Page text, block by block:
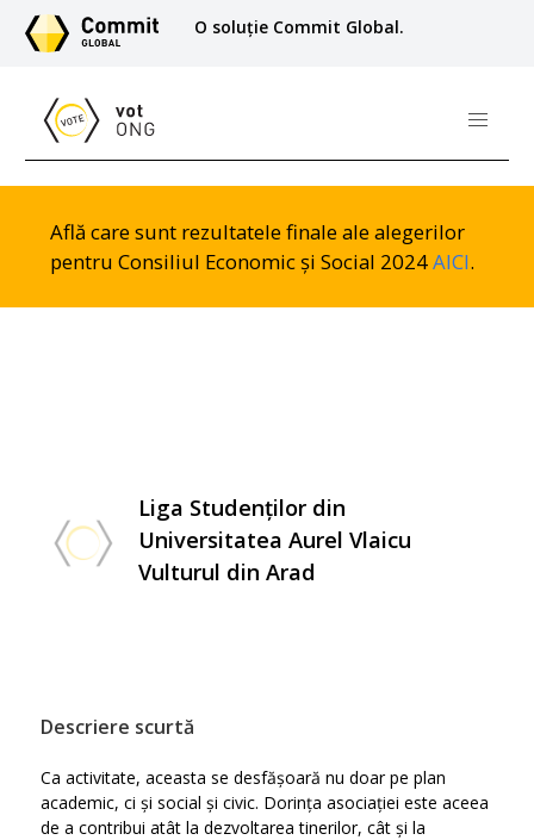
O soluție Commit Global.
Află care sunt rezultatele finale ale alegerilor
pentru Consiliul Economic și Social 2024AICI.
Liga Studenților din
Universitatea Aurel Vlaicu
Vulturul din Arad
Descriere scurtă
Ca activitate, aceasta se desfășoară nu doar pe plan
academic, ci și social și civic. Dorința asociației este aceea
de a contribui atât la dezvoltarea tinerilor, cât și la